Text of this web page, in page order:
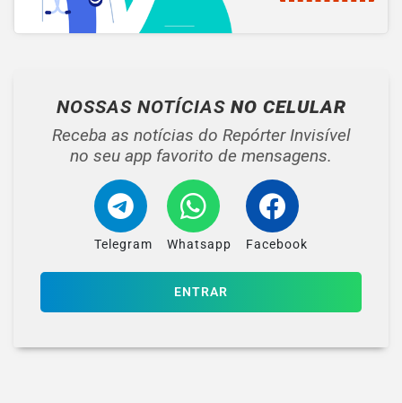
NOSSAS NOTÍCIAS NO CELULAR
Receba as notícias do Repórter Invisível
no seu app favorito de mensagens.
Telegram Whatsapp Facebook
ENTRAR